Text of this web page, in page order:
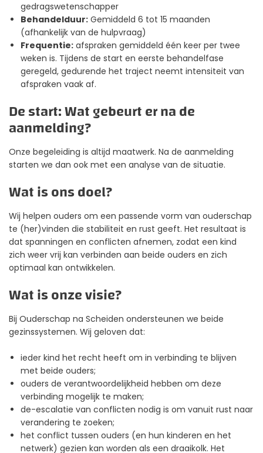
gedragswetenschapper
Behandelduur: Gemiddeld 6 tot 15 maanden
(afhankelijk van de hulpvraag)
Frequentie: afspraken gemiddeld één keer per twee
weken is. Tijdens de start en eerste behandelfase
geregeld, gedurende het traject neemt intensiteit van
afspraken vaak af.
De start: Wat gebeurt er na de
aanmelding?
Onze begeleiding is altijd maatwerk. Na de aanmelding
starten we dan ook met een analyse van de situatie.
Wat is ons doel?
Wij helpen ouders om een passende vorm van ouderschap
te (her)vinden die stabiliteit en rust geeft. Het resultaat is
dat spanningen en conflicten afnemen, zodat een kind
zich weer vrij kan verbinden aan beide ouders en zich
optimaal kan ontwikkelen.
Wat is onze visie?
Bij Ouderschap na Scheiden ondersteunen we beide
gezinssystemen. Wij geloven dat:
ieder kind het recht heeft om in verbinding te blijven
met beide ouders;
ouders de verantwoordelijkheid hebben om deze
verbinding mogelijk te maken;
de-escalatie van conflicten nodig is om vanuit rust naar
verandering te zoeken;
het conflict tussen ouders (en hun kinderen en het
netwerk) gezien kan worden als een draaikolk. Het